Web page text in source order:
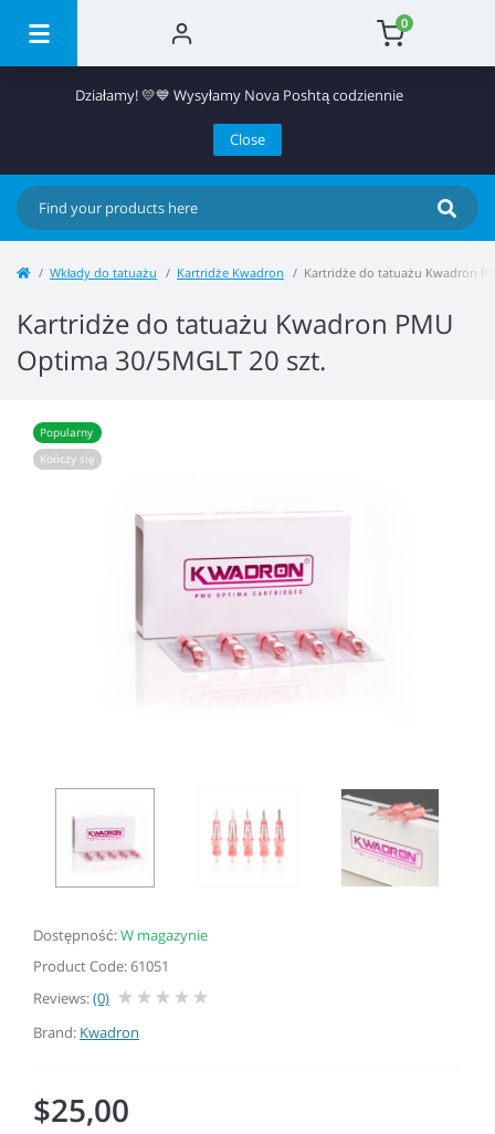
0
Działamy! 💛💙 Wysyłamy Nova Poshtą codziennie
Close
Wkłady do tatuażu Kartridże Kwadron Kartridże do tatuażu Kwadron
Kartridże do tatuażu Kwadron PMU
Optima 30/5MGLT 20 szt.
Dostępność:W magazynie
Product Code: 61051
Reviews:(0)
Brand: Kwadron
Popularny
Kończy się
$25,00